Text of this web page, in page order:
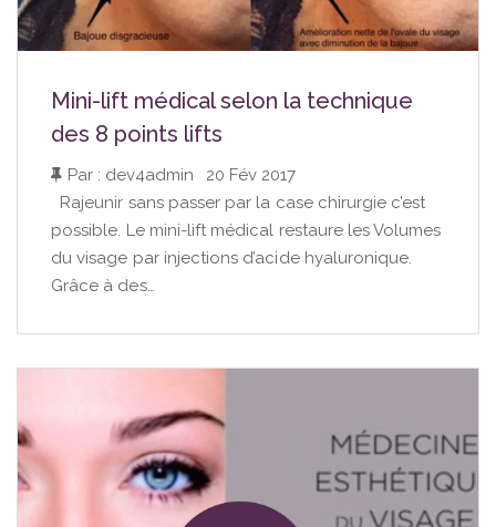
Mini-lift médical selon la technique
des 8 points lifts
Par : dev4admin
20 Fév 2017
Rajeunir sans passer par la case chirurgie c’est
possible. Le mini-lift médical restaure les Volumes
du visage par injections d’acide hyaluronique.
Grâce à des…